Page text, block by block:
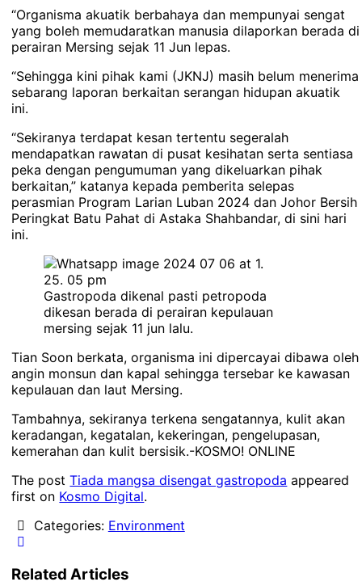
“Organisma akuatik berbahaya dan mempunyai sengat
yang boleh memudaratkan manusia dilaporkan berada di
perairan Mersing sejak 11 Jun lepas.
“Sehingga kini pihak kami (JKNJ) masih belum menerima
sebarang laporan berkaitan serangan hidupan akuatik
ini.
“Sekiranya terdapat kesan tertentu segeralah
mendapatkan rawatan di pusat kesihatan serta sentiasa
peka dengan pengumuman yang dikeluarkan pihak
berkaitan,” katanya kepada pemberita selepas
perasmian Program Larian Luban 2024 dan Johor Bersih
Peringkat Batu Pahat di Astaka Shahbandar, di sini hari
ini.
Gastropoda dikenal pasti petropoda
dikesan berada di perairan kepulauan
mersing sejak 11 jun lalu.
Tian Soon berkata, organisma ini dipercayai dibawa oleh
angin monsun dan kapal sehingga tersebar ke kawasan
kepulauan dan laut Mersing.
Tambahnya, sekiranya terkena sengatannya, kulit akan
keradangan, kegatalan, kekeringan, pengelupasan,
kemerahan dan kulit bersisik.-KOSMO! ONLINE
The postTiada mangsa disengat gastropoda appeared
first on Kosmo Digital.
Categories: Environment
Related Articles